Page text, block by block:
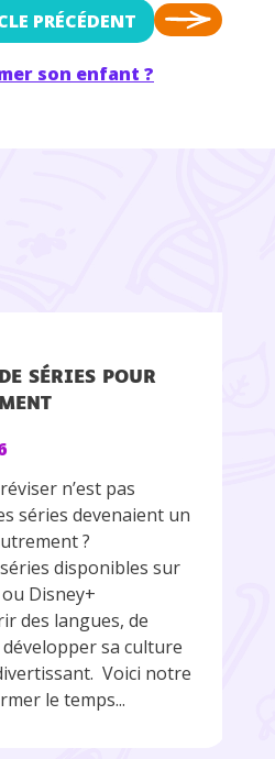
PRÉCÉDENT
son enfant ?
SÉRIES POUR
n’est pas
séries devenaient un
?
disponibles sur
Disney+
des langues, de
sa culture
Voici notre
le temps...